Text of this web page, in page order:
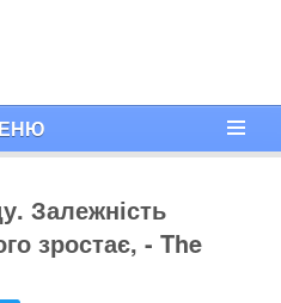
Залежність
зростає, - The